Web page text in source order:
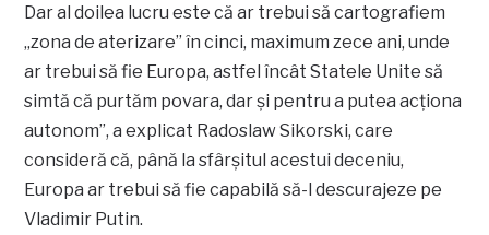
Dar al doilea lucru este că ar trebui să cartografiem
„zona de aterizare” în cinci, maximum zece ani, unde
ar trebui să fie Europa, astfel încât Statele Unite să
simtă că purtăm povara, dar şi pentru a putea acţiona
autonom”, a explicat Radoslaw Sikorski, care
consideră că, până la sfârșitul acestui deceniu,
Europa ar trebui să fie capabilă să-l descurajeze pe
Vladimir Putin.